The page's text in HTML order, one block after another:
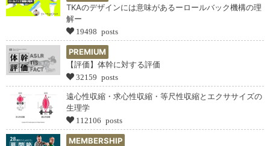
TKAのデザインには意味があるーロールバック機構の理
解ー
19498 posts
PREMIUM
【評価】体幹に対する評価
32159 posts
遠心性収縮・求心性収縮・等尺性収縮とエクササイズの
生理学
112106 posts
MEMBERSHIP